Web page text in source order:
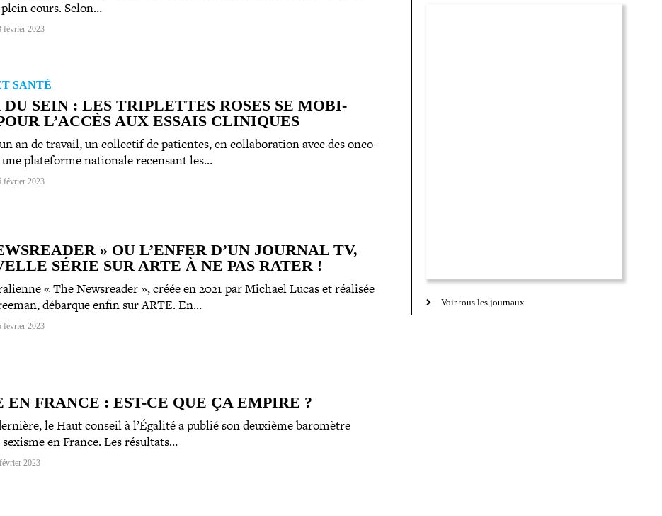
plein cours. Selon…
février 2023
SANTÉ
DU SEIN : LES TRIPLETTES ROSES SE MOBI­
L’ACCÈS AUX ESSAIS CLINIQUES
an de travail, un collectif de patientes, en col­la­bo­ra­tion avec des onco­
une pla­te­forme nationale recensant les…
février 2023
» OU L’ENFER D’UN JOURNAL TV,
SÉRIE SUR ARTE À NE PAS RATER !
« The Newsreader », créée en 2021 par Michael Lucas et réalisée
débarque enfin sur ARTE. En…
février 2023
EN FRANCE : EST-​CE QUE ÇA EMPIRE ?
le Haut conseil à l’Égalité a publié son deuxième baromètre
en France. Les résultats…
2023
Voir tous les journaux